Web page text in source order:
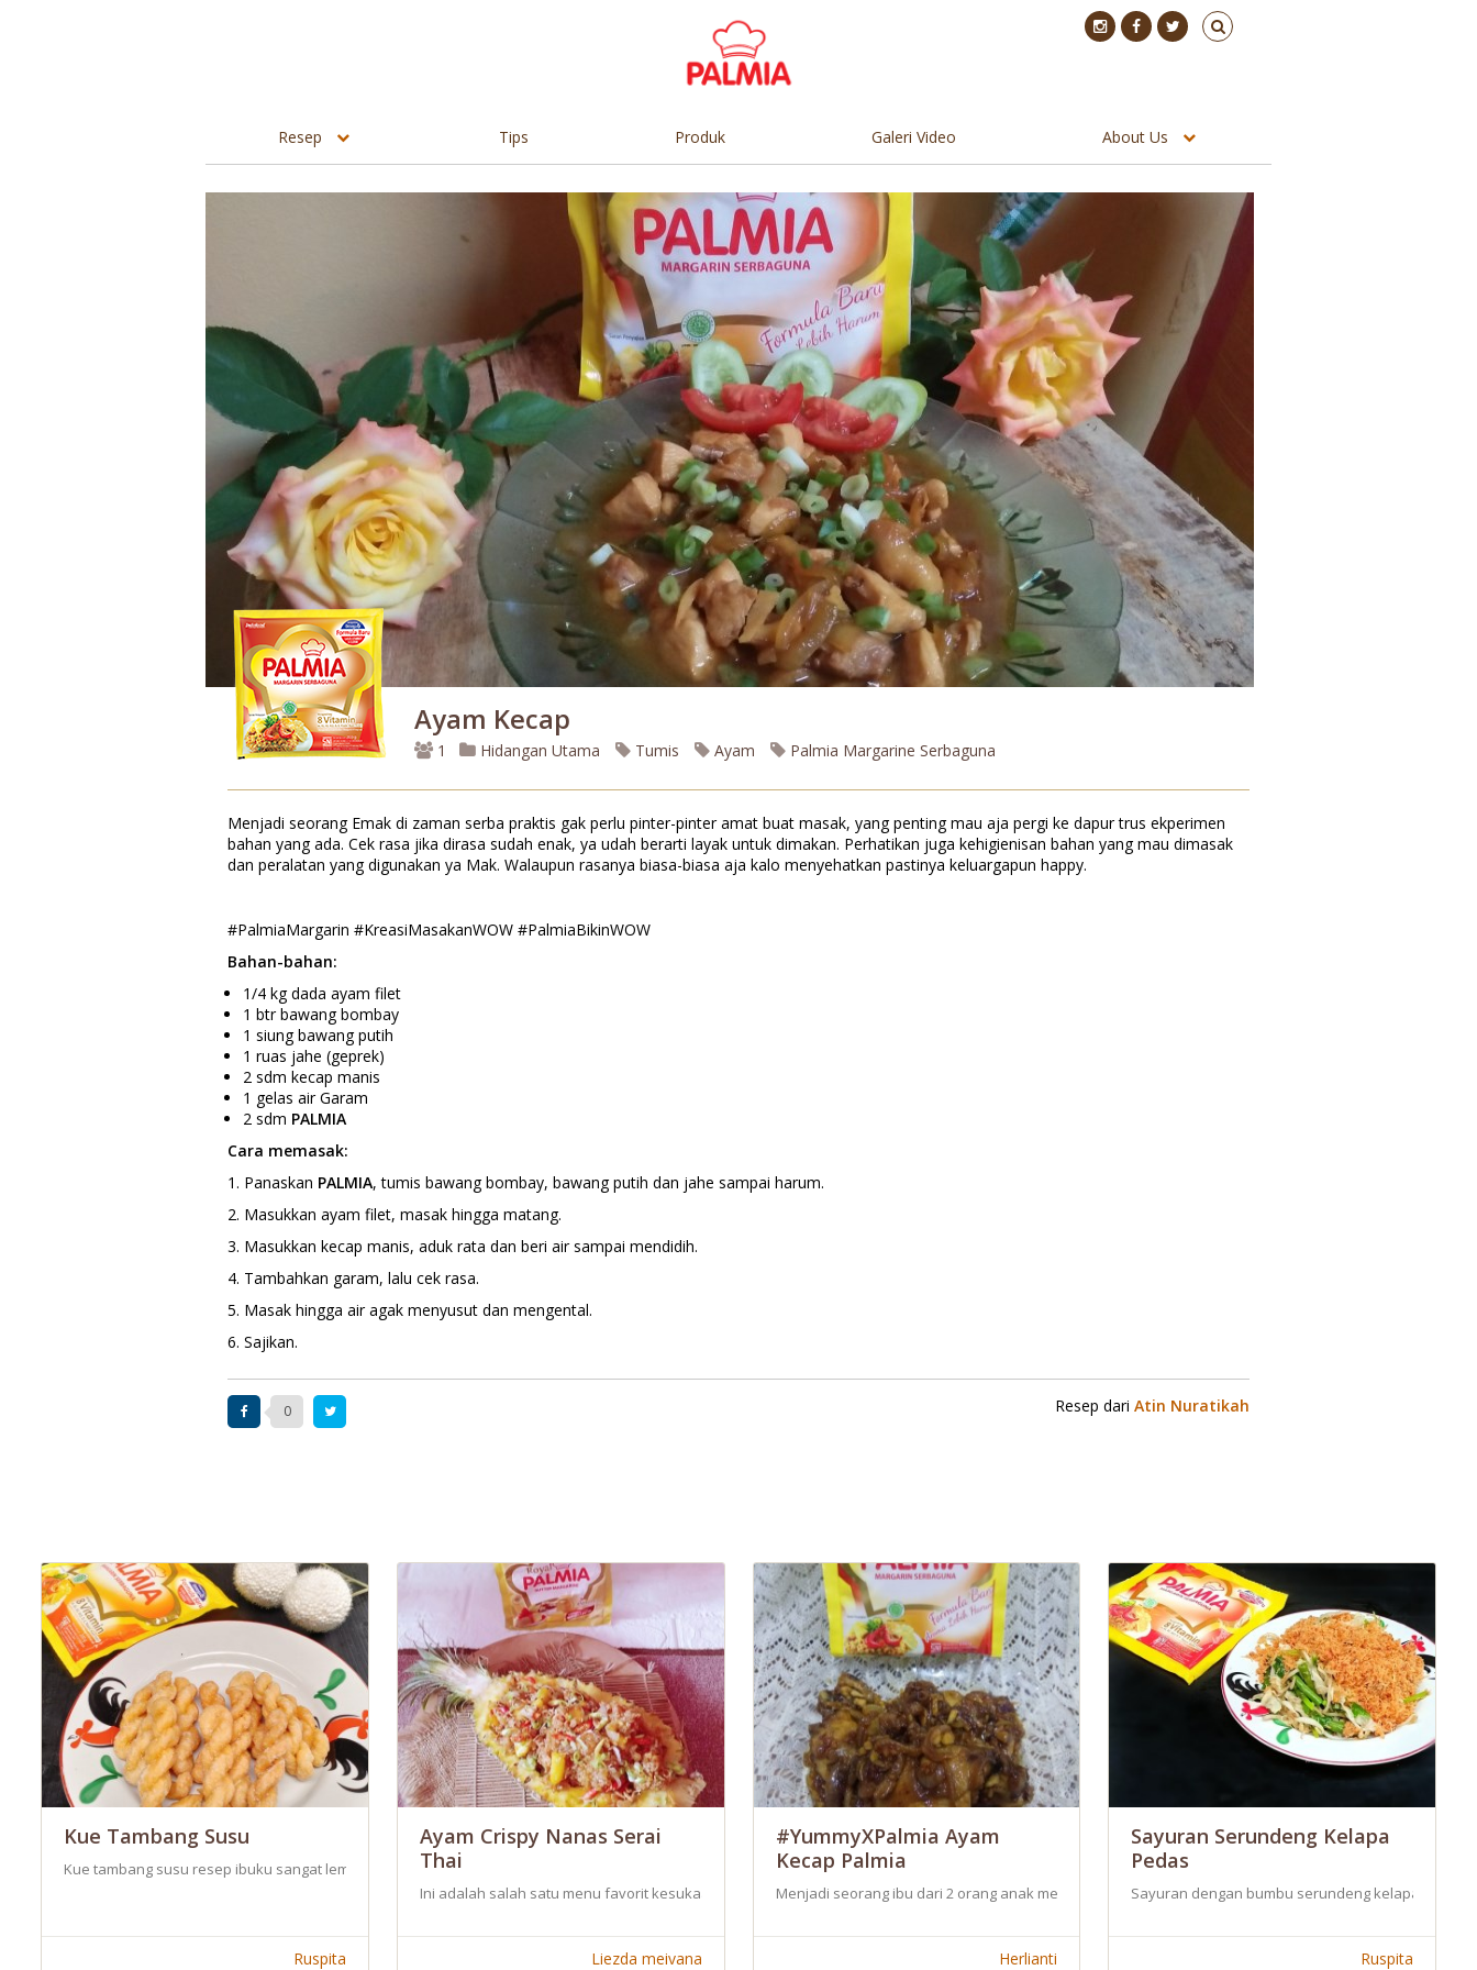
Resep Tips Produk Galeri Video About Us
Ayam Kecap
1 Hidangan Utama Tumis Ayam Palmia Margarine Serbaguna
Menjadi seorang Emak di zaman serba praktis gak perlu pinter-pinter amat buat masak, yang penting mau aja pergi ke dapur trus ekperimen
bahan yang ada. Cek rasa jika dirasa sudah enak, ya udah berarti layak untuk dimakan. Perhatikan juga kehigienisan bahan yang mau dimasak
dan peralatan yang digunakan ya Mak. Walaupun rasanya biasa-biasa aja kalo menyehatkan pastinya keluargapun happy.
#PalmiaMargarin #KreasiMasakanWOW #PalmiaBikinWOW
Bahan-bahan:
1/4 kg dada ayam filet
1 btr bawang bombay
1 siung bawang putih
1 ruas jahe (geprek)
2 sdm kecap manis
1 gelas air Garam
2 sdm PALMIA
Cara memasak:
1. Panaskan PALMIA, tumis bawang bombay, bawang putih dan jahe sampai harum.
2. Masukkan ayam filet, masak hingga matang.
3. Masukkan kecap manis, aduk rata dan beri air sampai mendidih.
4. Tambahkan garam, lalu cek rasa.
5. Masak hingga air agak menyusut dan mengental.
6. Sajikan.
0 Resep dari Atin Nuratikah
Kue Tambang Susu
Kue tambang susu resep ibuku sangat lembut dan enak. Karena anak-anak suka, aku sering merecooknya dirumah. Sangat cocok sekali untuk camilan di saat libur akhir tahun seperti saat ini.
Ruspita
Ayam Crispy Nanas Serai
Thai
Ini adalah salah satu menu favorit kesukaan keluarga tercinta dirumah yaitu Ayam Crispy Nanas Serai Thai Rasanya Tentu saja enak Dengan
Liezda meivana
#YummyXPalmia Ayam
Kecap Palmia
Menjadi seorang ibu dari 2 orang anak merupakan suatu kebahagiaan bagi saya, terlebih anak
Herlianti
Sayuran Serundeng Kelapa
Pedas
Sayuran dengan bumbu serundeng kelapa yang
Ruspita